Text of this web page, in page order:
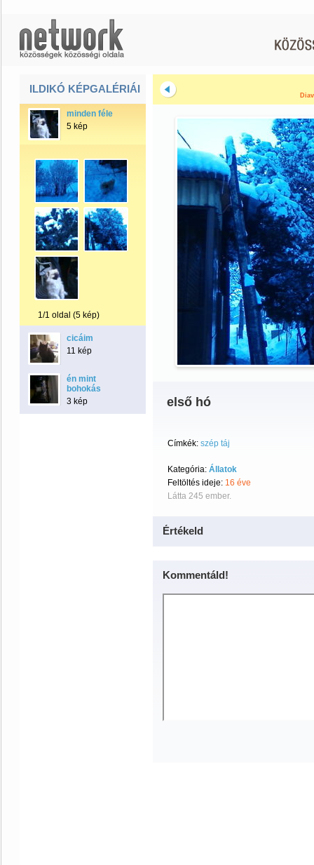
ILDIKÓ KÉPGALÉRIÁI
minden féle
5 kép
1/1 oldal (5 kép)
cicáim
11 kép
én mint
bohokás
3 kép
első hó
Címkék: szép táj
Kategória: Állatok
Feltöltés ideje: 16 éve
Látta 245 ember.
Értékeld
Kommentáld!